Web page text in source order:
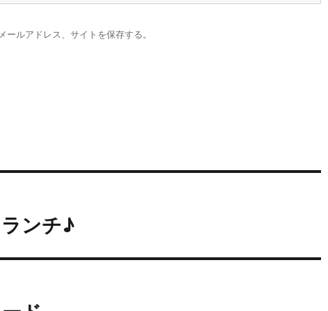
ルアドレス、サイトを保存する。
ンチ♪